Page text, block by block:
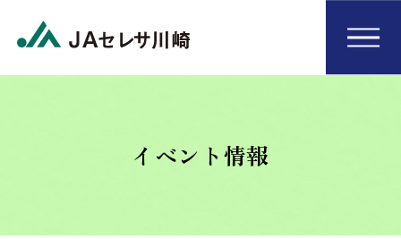
イベント情報